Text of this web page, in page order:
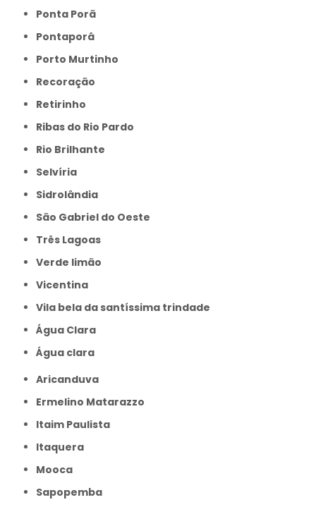
Ponta Porã
Pontaporâ
Porto Murtinho
Recoração
Retirinho
Ribas do Rio Pardo
Rio Brilhante
Selvíria
Sidrolândia
São Gabriel do Oeste
Três Lagoas
Verde limão
Vicentina
Vila bela da santíssima trindade
Água Clara
Água clara
Aricanduva
Ermelino Matarazzo
Itaim Paulista
Itaquera
Mooca
Sapopemba